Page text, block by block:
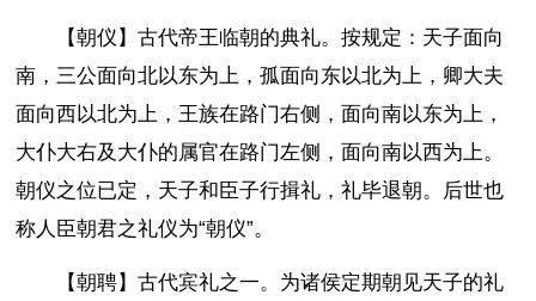
【朝仪】古代帝王临朝的典礼。按规定：天子面向
南，三公面向北以东为上，孤面向东以北为上，卿大夫
面向西以北为上，王族在路门右侧，面向南以东为上，
大仆大右及大仆的属官在路门左侧，面向南以西为上。
朝仪之位已定，天子和臣子行揖礼，礼毕退朝。后世也
称人臣朝君之礼仪为“朝仪”。
【朝聘】古代宾礼之一。为诸侯定期朝见天子的礼